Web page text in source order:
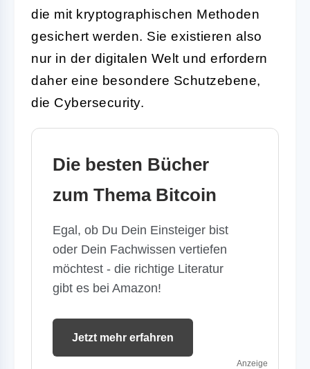
die mit kryptographischen Methoden
gesichert werden. Sie existieren also
nur in der digitalen Welt und erfordern
daher eine besondere Schutzebene,
die Cybersecurity.
Die besten Bücher
zum Thema Bitcoin
Egal, ob Du Dein Einsteiger bist
oder Dein Fachwissen vertiefen
möchtest - die richtige Literatur
gibt es bei Amazon!
Jetzt mehr erfahren
Anzeige